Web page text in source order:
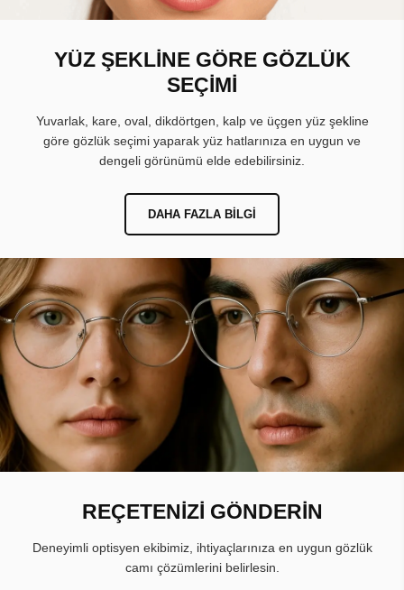
YÜZ ŞEKLİNE GÖRE GÖZLÜK
SEÇİMİ
Yuvarlak, kare, oval, dikdörtgen, kalp ve üçgen yüz şekline
göre gözlük seçimi yaparak yüz hatlarınıza en uygun ve
dengeli görünümü elde edebilirsiniz.
DAHA FAZLA BILGI
REÇETENİZİ GÖNDERİN
Deneyimli optisyen ekibimiz, ihtiyaçlarınıza en uygun gözlük
camı çözümlerini belirlesin.